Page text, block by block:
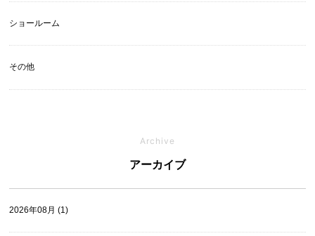
ショールーム
その他
Archive
アーカイブ
2026年08月 (1)